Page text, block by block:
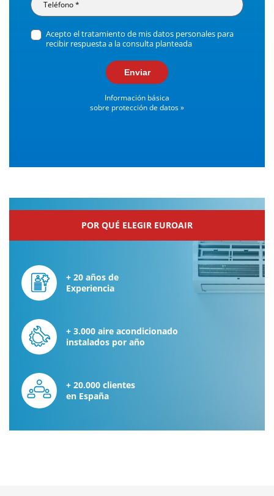
Acepto el tratamiento de mis datos personales para
recibir respuesta a la consulta planteada
Enviar
Información básica
sobre protección de datos »
POR QUÉ ELEGIR EUROAIR
+ 20 años de
Experiencia
+ 3.000 aire acondicionado
instalados por año
+ 20.000 clientes
en España